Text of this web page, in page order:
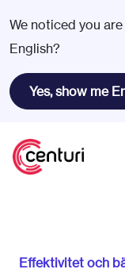
We noticed you
English?
Yes, show me
Effektivitet och